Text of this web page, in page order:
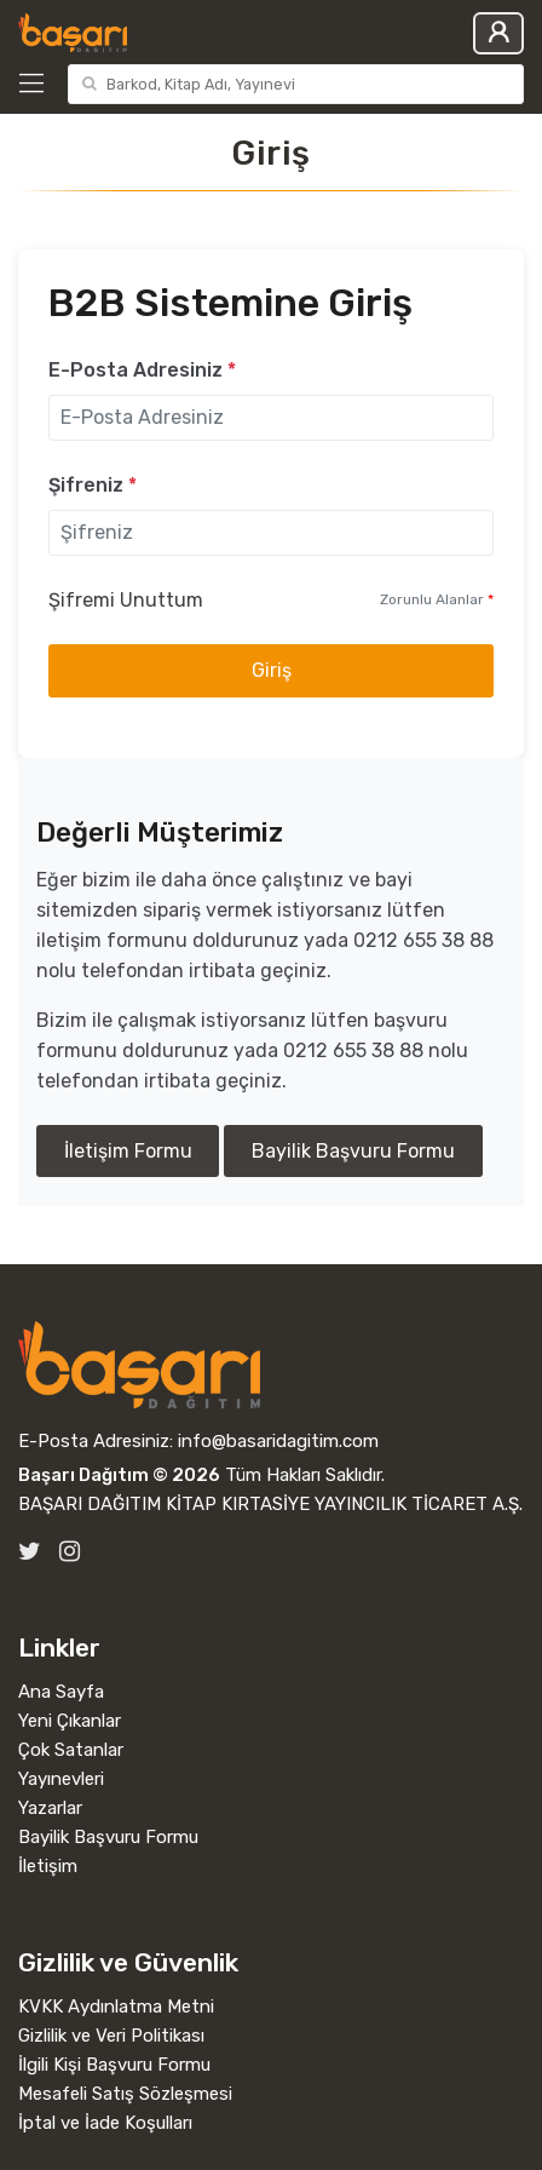
Giriş
B2B Sistemine Giriş
E-Posta Adresiniz *
Şifreniz *
Şifremi Unuttum Zorunlu Alanlar *
Giriş
Değerli Müşterimiz
Eğer bizim ile daha önce çalıştınız ve bayi
sitemizden sipariş vermek istiyorsanız lütfen
iletişim formunu doldurunuz yada 0212 655 38 88
nolu telefondan irtibata geçiniz.
Bizim ile çalışmak istiyorsanız lütfen başvuru
formunu doldurunuz yada 0212 655 38 88 nolu
telefondan irtibata geçiniz.
İletişim Formu Bayilik Başvuru Formu
E-Posta Adresiniz: info@basaridagitim.com
Başarı Dağıtım © 2026 Tüm Hakları Saklıdır.
BAŞARI DAĞITIM KİTAP KIRTASİYE YAYINCILIK TİCARET A.Ş.
Linkler
Ana Sayfa
Yeni Çıkanlar
Çok Satanlar
Yayınevleri
Yazarlar
Bayilik Başvuru Formu
İletişim
Gizlilik ve Güvenlik
KVKK Aydınlatma Metni
Gizlilik ve Veri Politikası
İlgili Kişi Başvuru Formu
Mesafeli Satış Sözleşmesi
İptal ve İade Koşulları